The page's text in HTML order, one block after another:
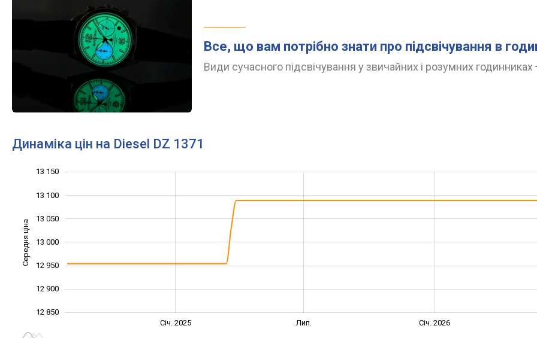
Все, що вам потрібно знати про підсвічування в
Види сучасного підсвічування у звичайних і розумних годинниках
Динаміка цін на Diesel DZ 1371
Середня ціна 12 850
12 850
12 900
12 950
13 000
13 050
13 100
13 150
Січ. 2025 Лип. Січ. 2026